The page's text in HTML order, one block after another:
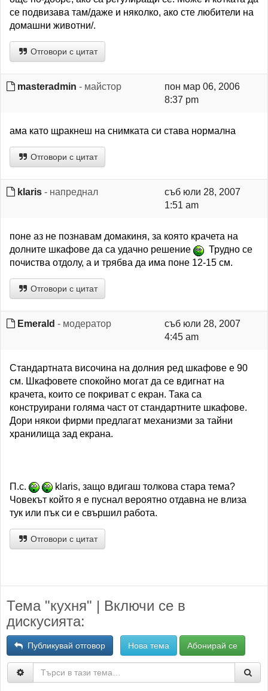
се подвизава там/даже и няколко, ако сте любители на
домашни животни/.
Отговори с цитат
masteradmin - майстор
пон мар 06, 2006
8:37 pm
ама като щракнеш на снимката си става нормална
Отговори с цитат
klaris - напреднал
съб юли 28, 2007
1:51 am
поне аз не познавам домакиня, за която крачета на
долните шкафове да са удачно решение
Трудно се
почиства отдолу, а и трябва да има поне 12-15 см.
Отговори с цитат
Emerald - модератор
съб юли 28, 2007
4:45 am
Стандартната височина на долния ред шкафове е 90
см. Шкафовете спокойно могат да се вдигнат на
крачета, които се покриват с екран. Така са
конструирани голяма част от стандартните шкафове.
Дори някои фирми предлагат механизми за тайни
хранилища зад екрана.
П.с.
klaris, защо вдигаш толкова стара тема?
Човекът който я е пуснал вероятно отдавна не влиза
тук или пък си е свършил работа.
Отговори с цитат
Тема "кухня" | Включи се в
дискусията:
Публикувай отговор Нова тема Абонирай се